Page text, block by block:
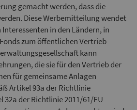
gemacht werden, dass die
Diese Werbemitteilung wendet
in den Ländern, in
zum öffentlichen Vertrieb
kann
die sie für den Vertrieb der
für gemeinsame Anlagen
Artikel 93a der Richtlinie
32a der Richtlinie 2011/61/EU